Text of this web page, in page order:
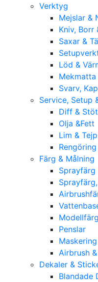
Verktyg
Mejslar &
Kniv, Borr
Saxar &
Löd &
Mekmatta
Svarv,
Service, Setup
Diff &
Olja &Fett
Lim & Tejp
Rengöring
Färg & Målning
Sprayfärg
Penslar
Airbrush
Dekaler &
Blandade